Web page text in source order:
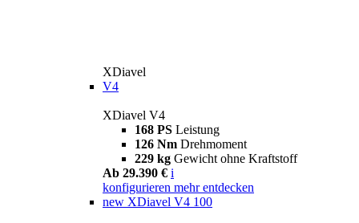
XDiavel
V4
XDiavel V4
168 PS Leistung
126 Nm Drehmoment
229 kg Gewicht ohne Kraftstoff
Ab 29.390 € i
konfigurieren mehr entdecken
new XDiavel V4 100